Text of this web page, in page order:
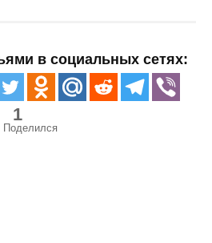
в социальных сетях:
1
Поделился